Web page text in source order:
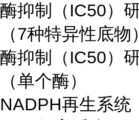
酶抑制（IC50）
（7种特异性底物）
酶抑制（IC50）
（单个酶）
NADPH再生系统